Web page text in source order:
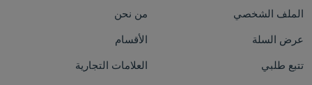
الملف الشخصي
عرض السلة
تتبع طلبي
من نحن
الأقسام
العلامات التجارية